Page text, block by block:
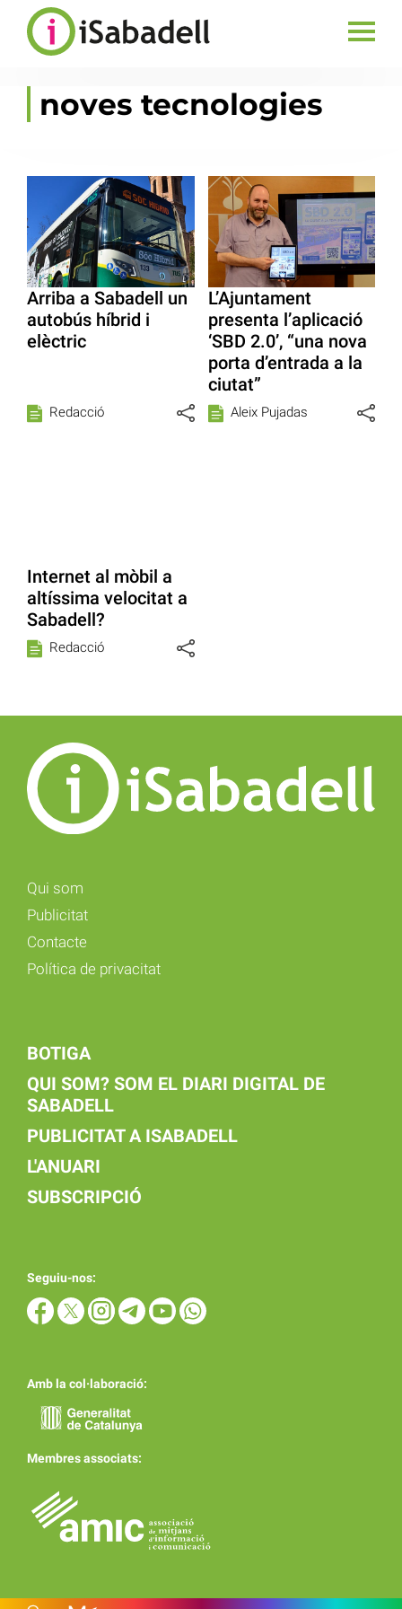
noves tecnologies
Arriba a Sabadell un
autobús híbrid i
elèctric
Redacció
L’Ajuntament
presenta l’aplicació
‘SBD 2.0’, “una nova
porta d’entrada a la
ciutat”
Aleix Pujadas
Internet al mòbil a
altíssima velocitat a
Sabadell?
Redacció
Qui som
Publicitat
Contacte
Política de privacitat
BOTIGA
QUI SOM? SOM EL DIARI DIGITAL DE
SABADELL
PUBLICITAT A ISABADELL
L'ANUARI
SUBSCRIPCIÓ
Seguiu-nos:
Amb la col·laboració:
Membres associats: